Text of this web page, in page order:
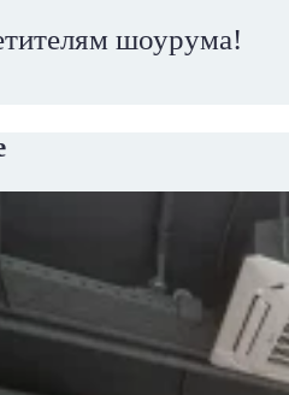
шоурума!